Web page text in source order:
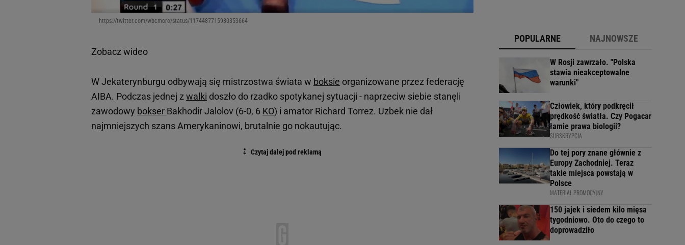
https://twitter.com/wbcmoro/status/1174487715930353664
Zobacz wideo
W Jekaterynburgu odbywają się mistrzostwa świata w boksie organizowane przez federację
AIBA. Podczas jednej zwalki doszło do rzadko spotykanej sytuacji - naprzeciw siebie stanęli
zawodowy bokser Bakhodir Jalolov (6-0, 6 KO) i amator Richard Torrez. Uzbek nie dał
najmniejszych szans Amerykaninowi, brutalnie go nokautując.
POPULARNE NAJNOWSZE
W Rosji zawrzało. "Polska
stawia nieakceptowalne
warunki"
Człowiek, który podkręcił
prędkość światła. Czy Pogacar
łamie prawa biologii?
SUBSKRYPCJA
Do tej pory znane głównie z
Europy Zachodniej. Teraz
takie miejsca powstają w
Polsce
MATERIAŁ PROMOCYJNY
150 jajek i siedem kilo mięsa
tygodniowo. Oto do czego to
doprowadziło